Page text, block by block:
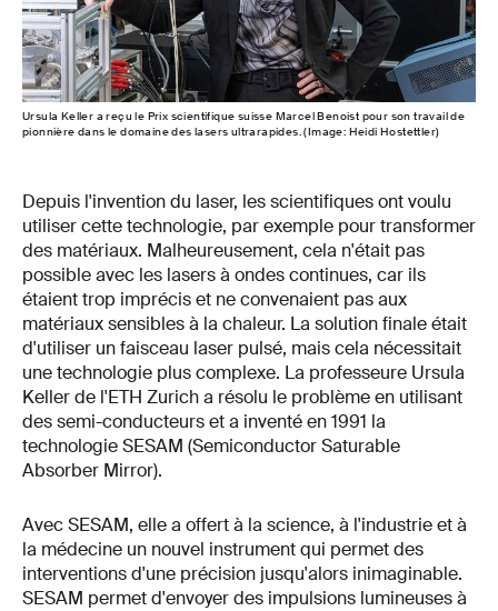
Ursula Keller a reçu le Prix scientifique suisse Marcel Benoist pour son travail de
pionnière dans le domaine des lasers ultrarapides. (Image: Heidi Hostettler)
Depuis l'invention du laser, les scientifiques ont voulu
utiliser cette technologie, par exemple pour transformer
des matériaux. Malheureusement, cela n'était pas
possible avec les lasers à ondes continues, car ils
étaient trop imprécis et ne convenaient pas aux
matériaux sensibles à la chaleur. La solution finale était
d'utiliser un faisceau laser pulsé, mais cela nécessitait
une technologie plus complexe. La professeure Ursula
Keller de l'ETH Zurich a résolu le problème en utilisant
des semi-conducteurs et a inventé en 1991 la
technologie SESAM (Semiconductor Saturable
Absorber Mirror).
Avec SESAM, elle a offert à la science, à l'industrie et à
la médecine un nouvel instrument qui permet des
interventions d'une précision jusqu'alors inimaginable.
SESAM permet d'envoyer des impulsions lumineuses à